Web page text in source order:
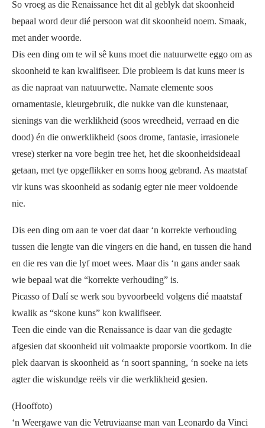
So vroeg as die Renaissance het dit al geblyk dat skoonheid
bepaal word deur dié persoon wat dit skoonheid noem. Smaak,
met ander woorde.
Dis een ding om te wil sê kuns moet die natuurwette eggo om as
skoonheid te kan kwalifiseer. Die probleem is dat kuns meer is
as die napraat van natuurwette. Namate elemente soos
ornamentasie, kleurgebruik, die nukke van die kunstenaar,
sienings van die werklikheid (soos wreedheid, verraad en die
dood) én die onwerklikheid (soos drome, fantasie, irrasionele
vrese) sterker na vore begin tree het, het die skoonheidsideaal
getaan, met tye opgeflikker en soms hoog gebrand. As maatstaf
vir kuns was skoonheid as sodanig egter nie meer voldoende
nie.
Dis een ding om aan te voer dat daar ‘n korrekte verhouding
tussen die lengte van die vingers en die hand, en tussen die hand
en die res van die lyf moet wees. Maar dis ‘n gans ander saak
wie bepaal wat die “korrekte verhouding” is.
Picasso of Dalí se werk sou byvoorbeeld volgens dié maatstaf
kwalik as “skone kuns” kon kwalifiseer.
Teen die einde van die Renaissance is daar van die gedagte
afgesien dat skoonheid uit volmaakte proporsie voortkom. In die
plek daarvan is skoonheid as ‘n soort spanning, ‘n soeke na iets
agter die wiskundge reëls vir die werklikheid gesien.
(Hooffoto)
‘n Weergawe van die Vetruviaanse man van Leonardo da Vinci